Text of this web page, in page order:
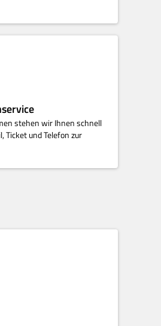
stehen wir Ihnen schnell
Ticket und Telefon zur